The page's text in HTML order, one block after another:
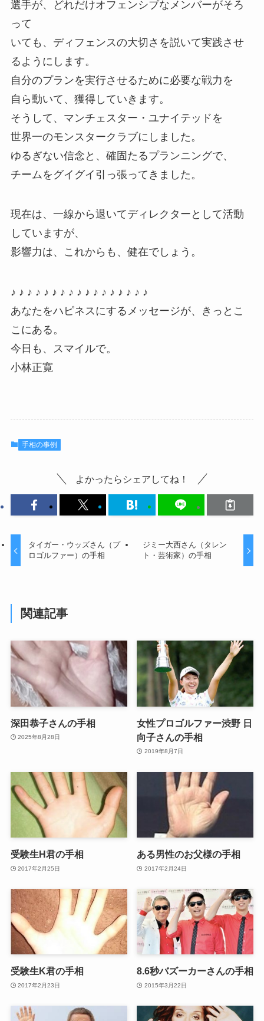
選手が、どれだけオフェンシブなメンバーがそろ
って
いても、ディフェンスの大切さを説いて実践させ
るようにします。
自分のプランを実行させるために必要な戦力を
自ら動いて、獲得していきます。
そうして、マンチェスター・ユナイテッドを
世界一のモンスタークラブにしました。
ゆるぎない信念と、確固たるプランニングで、
チームをグイグイ引っ張ってきました。
現在は、一線から退いてディレクターとして活動
していますが、
影響力は、これからも、健在でしょう。
♪ ♪ ♪ ♪ ♪ ♪ ♪ ♪ ♪ ♪ ♪ ♪ ♪ ♪ ♪ ♪ ♪
あなたをハピネスにするメッセージが、きっとこ
こにある。
今日も、スマイルで。
小林正寛
手相の事例
よかったらシェアしてね！
タイガー・ウッズさん（プ
ロゴルファー）の手相
ジミー大西さん（タレン
ト・芸術家）の手相
関連記事
深田恭子さんの手相
2025年8月28日
女性プロゴルファー渋野 日
向子さんの手相
2019年8月7日
受験生H君の手相
2017年2月25日
ある男性のお父様の手相
2017年2月24日
受験生K君の手相
2017年2月23日
8.6秒バズーカーさんの手相
2015年3月22日